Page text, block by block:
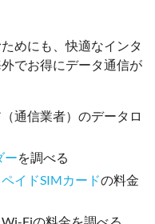
めにも、快適なインタ
でお得にデータ通信が
通信業者）のデータロ
ーを調べる
イドSIMカードの料金
Fiの料金を調べる